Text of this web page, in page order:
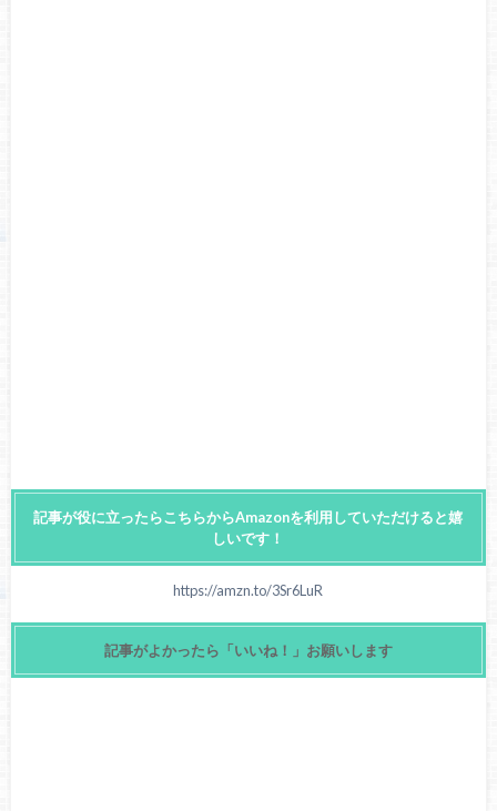
記事が役に立ったらこちらからAmazonを利用していただけると嬉
しいです！
https://amzn.to/3Sr6LuR
記事がよかったら「いいね！」お願いします